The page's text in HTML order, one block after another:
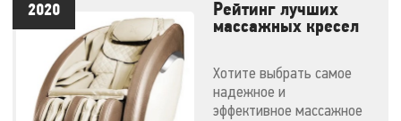
2020
Рейтинг лучших
массажных кресел
Хотите выбрать самое
надежное и
эффективное массажное